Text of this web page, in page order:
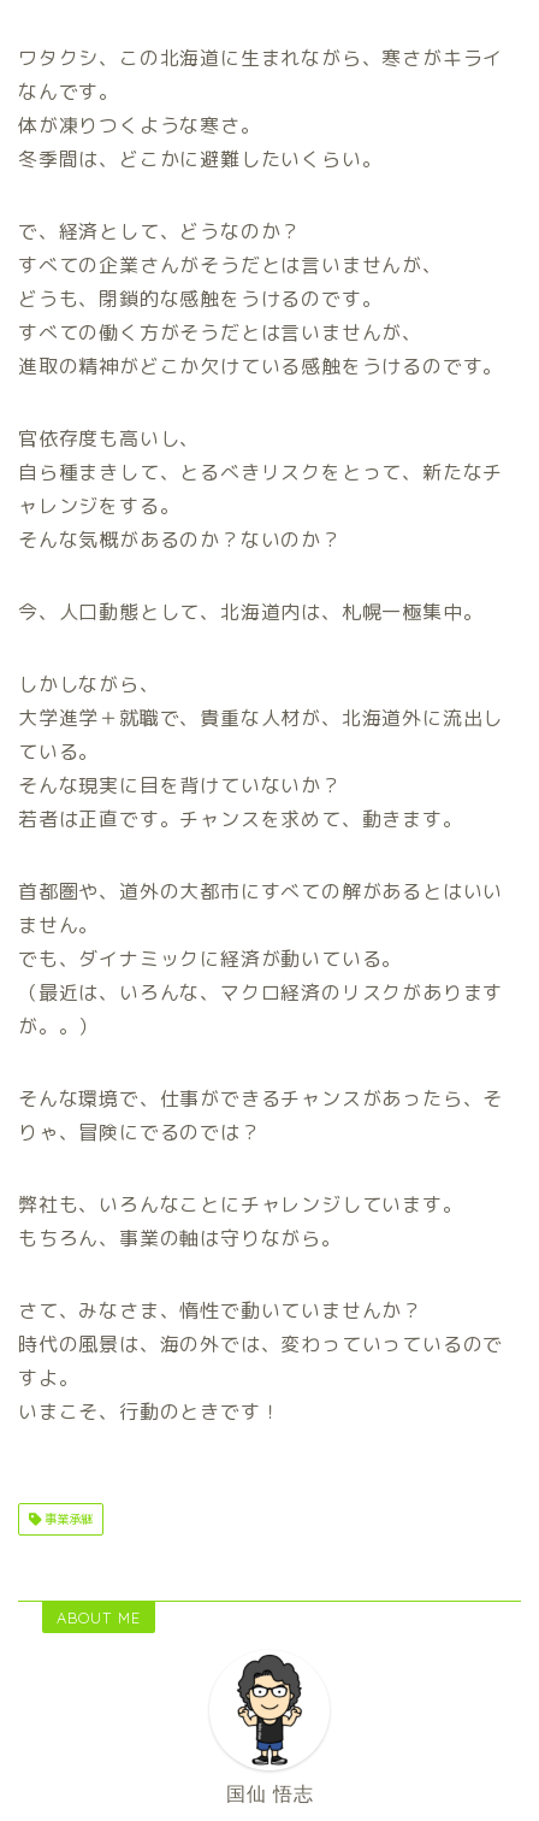
ワタクシ、この北海道に生まれながら、寒さがキライ
なんです。
体が凍りつくような寒さ。
冬季間は、どこかに避難したいくらい。
で、経済として、どうなのか？
すべての企業さんがそうだとは言いませんが、
どうも、閉鎖的な感触をうけるのです。
すべての働く方がそうだとは言いませんが、
進取の精神がどこか欠けている感触をうけるのです。
官依存度も高いし、
自ら種まきして、とるべきリスクをとって、新たなチ
ャレンジをする。
そんな気概があるのか？ないのか？
今、人口動態として、北海道内は、札幌一極集中。
しかしながら、
大学進学＋就職で、貴重な人材が、北海道外に流出し
ている。
そんな現実に目を背けていないか？
若者は正直です。チャンスを求めて、動きます。
首都圏や、道外の大都市にすべての解があるとはいい
ません。
でも、ダイナミックに経済が動いている。
（最近は、いろんな、マクロ経済のリスクがあります
が。。）
そんな環境で、仕事ができるチャンスがあったら、そ
りゃ、冒険にでるのでは？
弊社も、いろんなことにチャレンジしています。
もちろん、事業の軸は守りながら。
さて、みなさま、惰性で動いていませんか？
時代の風景は、海の外では、変わっていっているので
すよ。
いまこそ、行動のときです！
事業承継
ABOUT ME
国仙 悟志